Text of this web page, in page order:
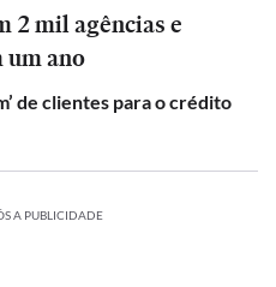
2 mil agências e
um ano
de clientes para o crédito
A PUBLICIDADE